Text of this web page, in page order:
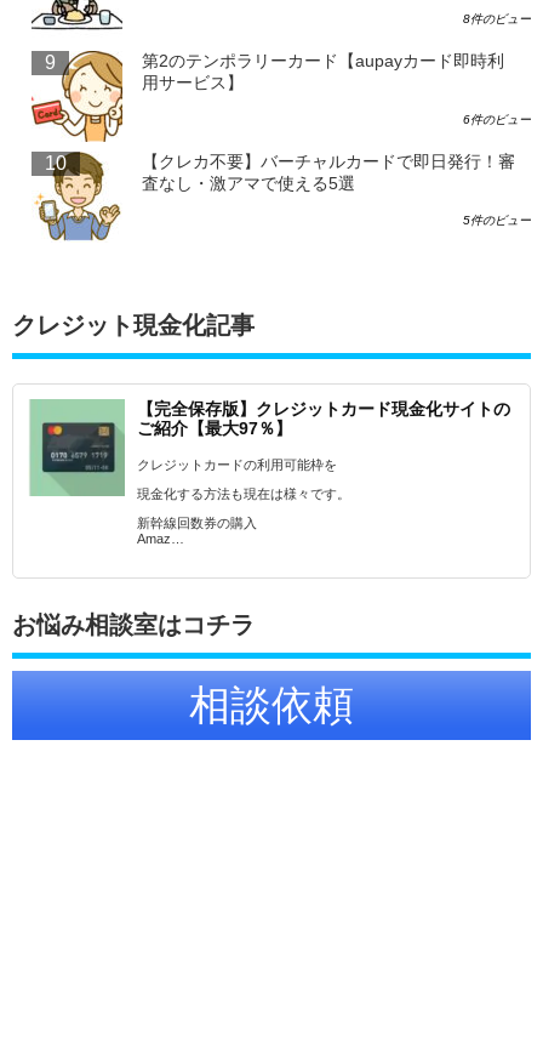
8件のビュー
第2のテンポラリーカード【aupayカード即時利
用サービス】
6件のビュー
【クレカ不要】バーチャルカードで即日発行！審
査なし・激アマで使える5選
5件のビュー
クレジット現金化記事
【完全保存版】クレジットカード現金化サイトの
ご紹介【最大97％】
クレジットカードの利用可能枠を
現金化する方法も現在は様々です。
新幹線回数券の購入
Amaz…
お悩み相談室はコチラ
相談依頼